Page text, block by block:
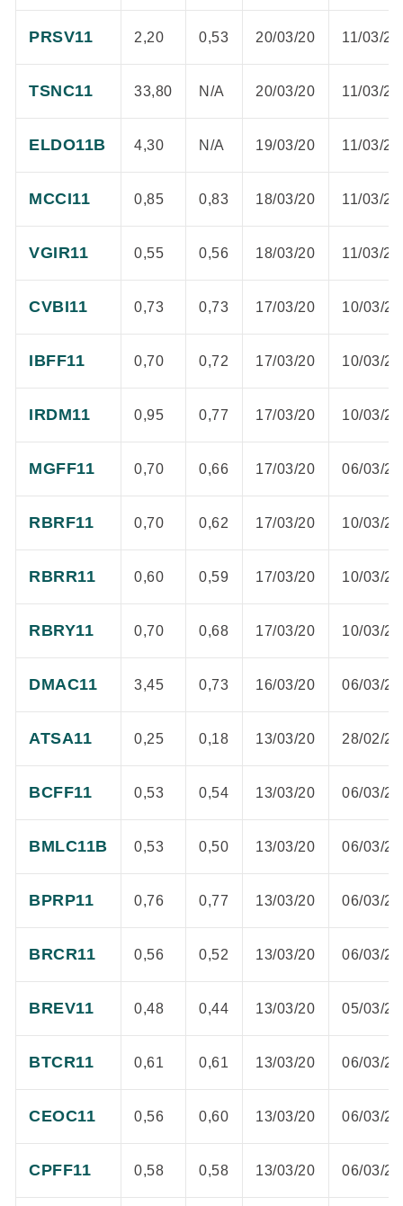
PRSV11 2,20 0,53 20/03/20 11/03/20
TSNC11 33,80 N/A 20/03/20 11/03/20
ELDO11B 4,30 N/A 19/03/20 11/03/20
MCCI11 0,85 0,83 18/03/20 11/03/20
VGIR11 0,55 0,56 18/03/20 11/03/20
CVBI11 0,73 0,73 17/03/20 10/03/20
IBFF11 0,70 0,72 17/03/20 10/03/20
IRDM11 0,95 0,77 17/03/20 10/03/20
MGFF11 0,70 0,66 17/03/20 06/03/20
RBRF11 0,70 0,62 17/03/20 10/03/20
RBRR11 0,60 0,59 17/03/20 10/03/20
RBRY11 0,70 0,68 17/03/20 10/03/20
DMAC11 3,45 0,73 16/03/20 06/03/20
ATSA11 0,25 0,18 13/03/20 28/02/20
BCFF11 0,53 0,54 13/03/20 06/03/20
BMLC11B 0,53 0,50 13/03/20 06/03/20
BPRP11 0,76 0,77 13/03/20 06/03/20
BRCR11 0,56 0,52 13/03/20 06/03/20
BREV11 0,48 0,44 13/03/20 05/03/20
BTCR11 0,61 0,61 13/03/20 06/03/20
CEOC11 0,56 0,60 13/03/20 06/03/20
CPFF11 0,58 0,58 13/03/20 06/03/20